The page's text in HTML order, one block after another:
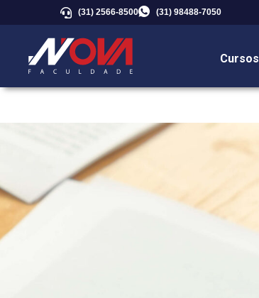
(31) 2566-8500 (31) 98488-7050
Cursos